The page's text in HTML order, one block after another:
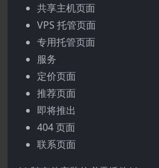
共享主机页面
VPS 托管页面
专用托管页面
服务
定价页面
推荐页面
即将推出
404 页面
联系页面